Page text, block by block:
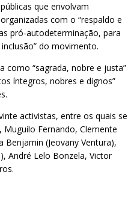
que envolvam
com o “respaldo e
pró-autodeterminação, para
do movimento.
como “sagrada, nobre e justa”
íntegros, nobres e dignos”
activistas, entre os quais se
Fernando, Clemente
(Jeovany Ventura),
André Lelo Bonzela, Victor